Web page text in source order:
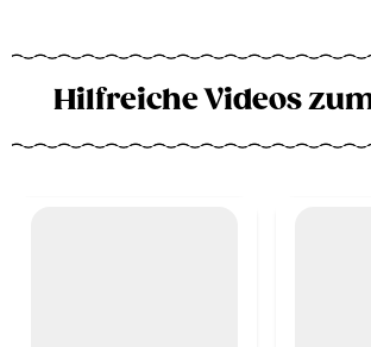
Hilfreiche Videos